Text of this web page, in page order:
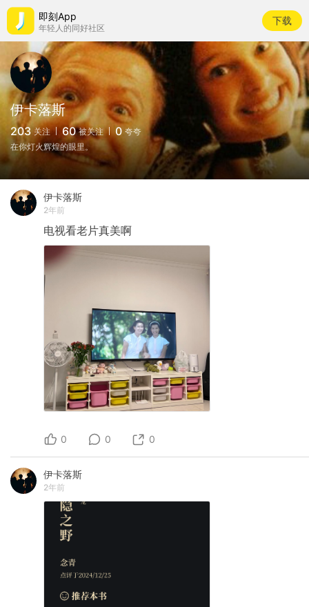
即刻App
年轻人的同好社区
下载
伊卡落斯
203 关注 60 被关注 0 夸夸
在你灯火辉煌的眼里。
伊卡落斯
2年前
电视看老片真美啊
0 0 0
伊卡落斯
2年前